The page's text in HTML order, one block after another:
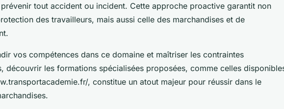
tout accident ou incident. Cette approche proactive garantit non
des travailleurs, mais aussi celle des marchandises et de
vos compétences dans ce domaine et maîtriser les contraintes
découvrir les formations spécialisées proposées, comme celles
, constitue un atout majeur pour réussir dans le